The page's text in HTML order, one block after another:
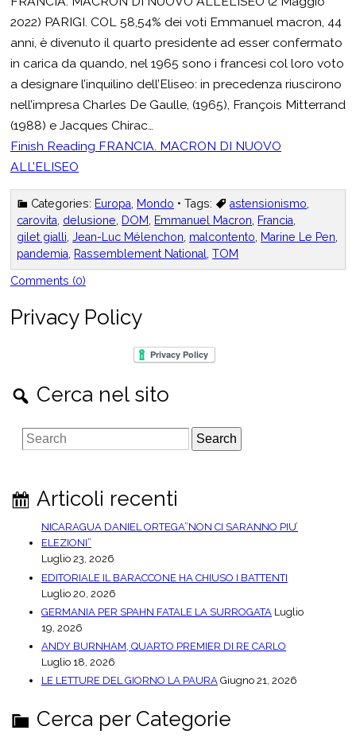
2022) PARIGI. COL 58,54% dei voti Emmanuel macron, 44
anni, è divenuto il quarto presidente ad esser confermato
in carica da quando, nel 1965 sono i francesi col loro voto
a designare l’inquilino dell’Eliseo: in precedenza riuscirono
nell’impresa Charles De Gaulle, (1965), François Mitterrand
(1988) e Jacques Chirac…
Finish Reading FRANCIA. MACRON DI NUOVO
ALL’ELISEO
Categories: Europa Mondo • Tags: astensionismo
carovita, delusione, DOM, Emmanuel Macron, Francia,
gilet gialli,Jean-Luc Mélenchon, malcontento, Marine Le Pen,
pandemia, Rassemblement National,TOM
Comments (0)
Privacy Policy
Cerca nel sito
S
e
c
Articoli recenti
NICARAGUA DANIEL ORTEGA”NON CI SARANNO PIU’
ELEZIONI”
Luglio 23, 2026
EDITORIALE IL BARACCONE HA CHIUSO I BATTENTI
Luglio 20, 2026
GERMANIA PER SPAHN FATALE LA SURROGATA Luglio
19, 2026
ANDY BURNHAM, QUARTO PREMIER DI RE CARLO
Luglio 18, 2026
LE LETTURE DEL GIORNO LA PAURA Giugno 21, 2026
Cerca per Categorie